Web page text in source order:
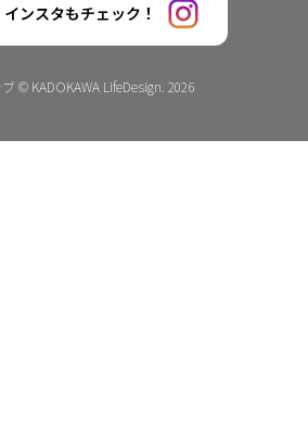
ンスタもチェック！
© KADOKAWA LifeDesign. 2026